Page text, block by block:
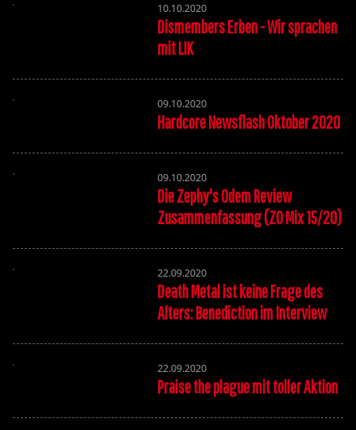
10.10.2020
Dismembers Erben - Wir sprachen
mit LIK
09.10.2020
Hardcore Newsflash Oktober 2020
09.10.2020
Die Zephy's Odem Review
Zusammenfassung (ZO Mix 15/20)
22.09.2020
Death Metal ist keine Frage des
Alters: Benediction im Interview
22.09.2020
Praise the plague mit toller Aktion